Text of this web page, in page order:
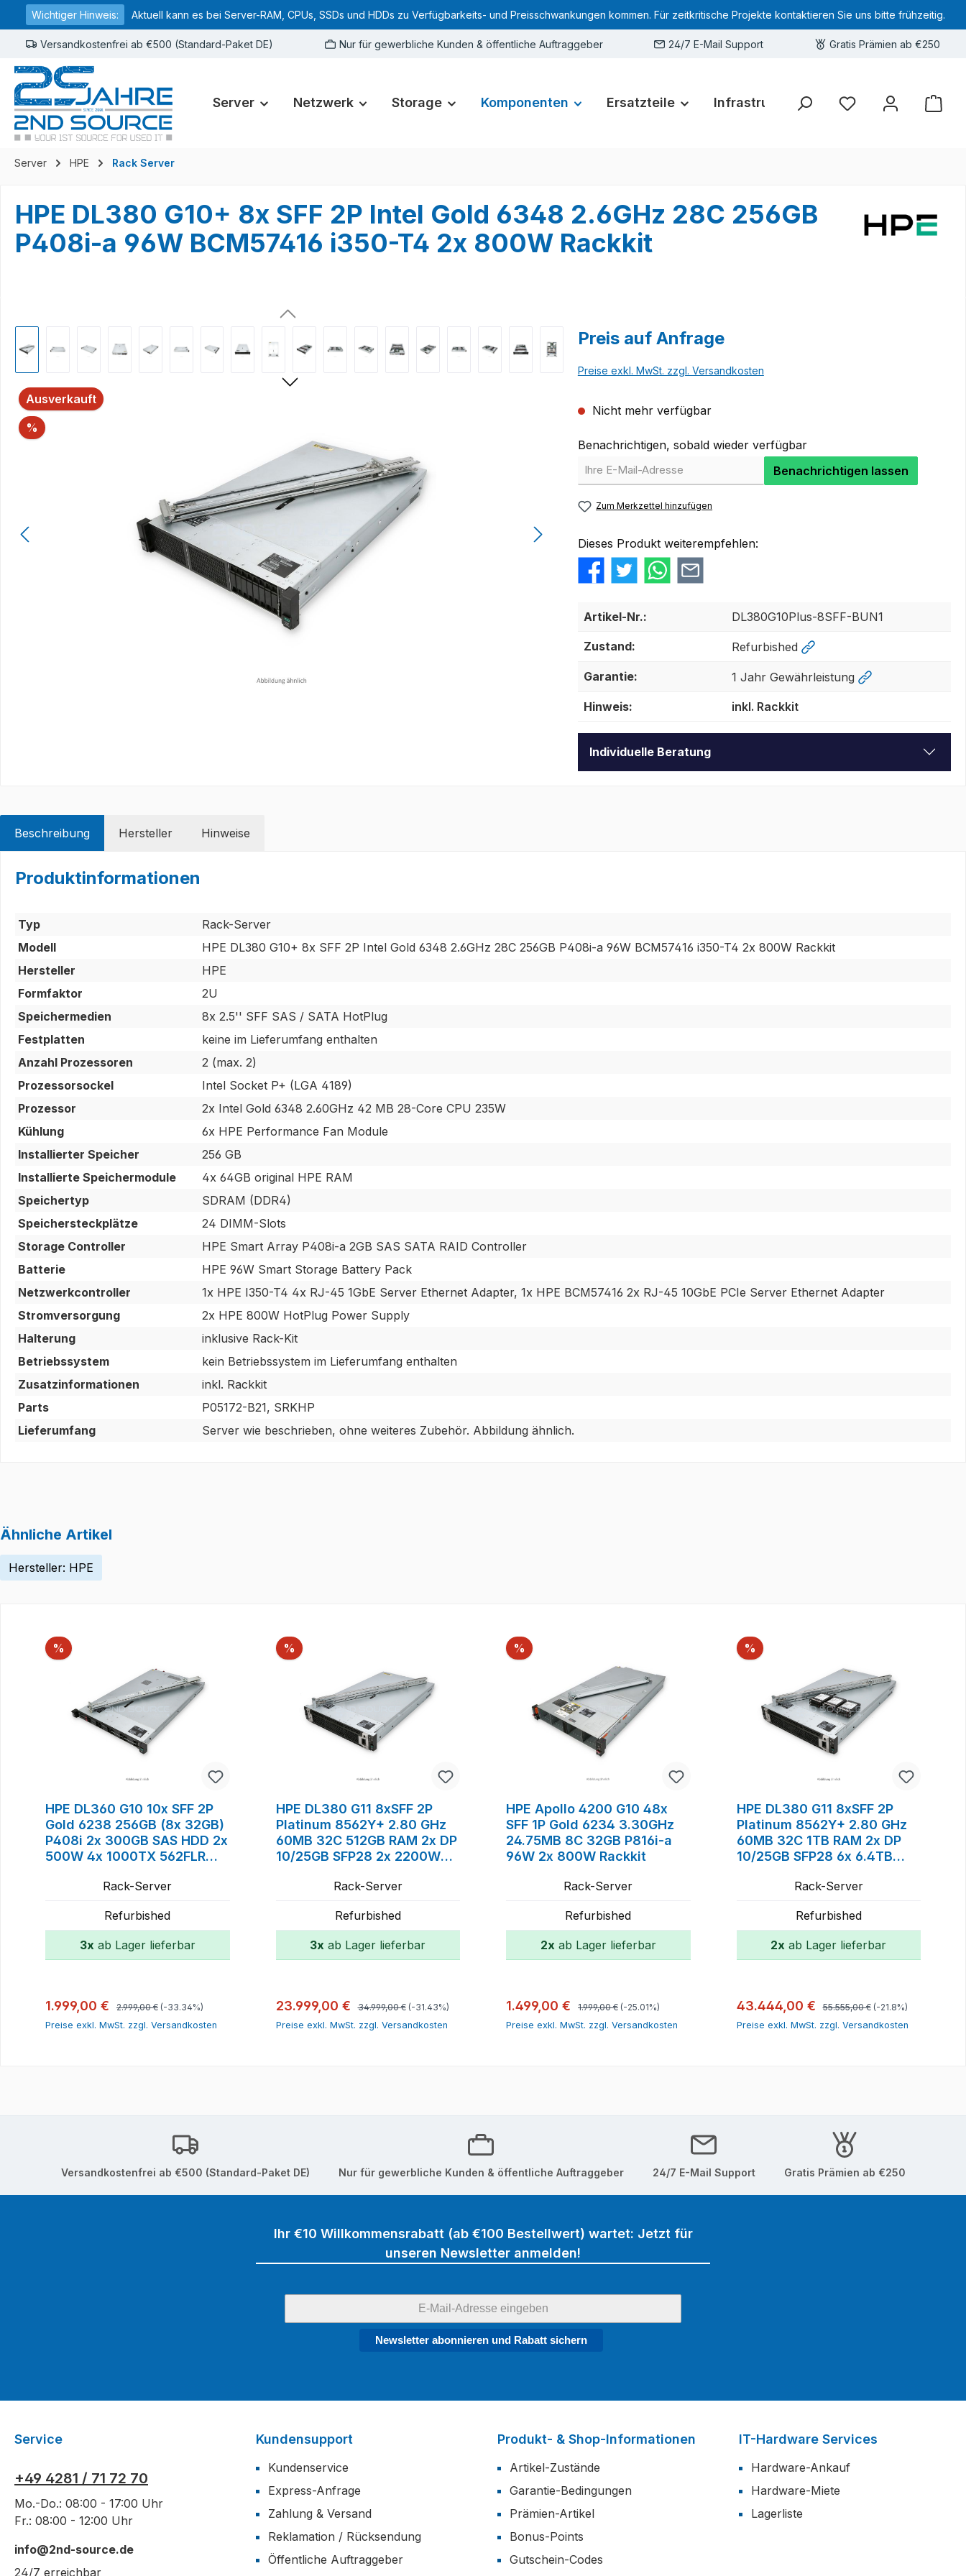
Zur Hauptnavigation springen
Wichtiger Hinweis: Aktuell kann es bei Server-RAM, CPUs, SSDs und HDDs zu Verfügbarkeits- und Preisschwankungen kommen. Für zeitkritische Projekte kontaktieren Sie uns bitte frühzeitig.
Versandkostenfrei ab €500 (Standard-Paket DE) Nur für gewerbliche Kunden & öffentliche Auftraggeber 24/7 E-Mail Support Gratis Prämien ab €250
Server Netzwerk Storage Komponenten Ersatzteile Infrastruktur Hardware-Deals
Sie haben 0 Produkte
Server HPE Rack Server
HPE DL380 G10+ 8x SFF 2P Intel Gold 6348 2.6GHz 28C 256GB
P408i-a 96W BCM57416 i350-T4 2x 800W Rackkit
Ausverkauft
% Rabatt
Preis auf Anfrage
Preise exkl. MwSt. zzgl. Versandkosten
Nicht mehr verfügbar
Benachrichtigen, sobald wieder verfügbar
Benachrichtigen lassen
Zum Merkzettel hinzufügen
Dieses Produkt weiterempfehlen:
Artikel-Nr.: DL380G10Plus-8SFF-BUN1
Zustand: Refurbished
Garantie: 1 Jahr Gewährleistung
Hinweis: inkl. Rackkit
Individuelle Beratung
Beschreibung Hersteller Hinweise
Produktinformationen
Typ
Rack-Server
Modell
HPE DL380 G10+ 8x SFF 2P Intel Gold 6348 2.6GHz 28C 256GB P408i-a 96W BCM57416 i350-T4 2x 800W Rackkit
Hersteller
HPE
Formfaktor
2U
Speichermedien
8x 2.5'' SFF SAS / SATA HotPlug
Festplatten
keine im Lieferumfang enthalten
Anzahl Prozessoren
2 (max. 2)
Prozessorsockel
Intel Socket P+ (LGA 4189)
Prozessor
2x Intel Gold 6348 2.60GHz 42 MB 28-Core CPU 235W
Kühlung
6x HPE Performance Fan Module
Installierter Speicher
256 GB
Installierte Speichermodule
4x 64GB original HPE RAM
Speichertyp
SDRAM (DDR4)
Speichersteckplätze
24 DIMM-Slots
Storage Controller
HPE Smart Array P408i-a 2GB SAS SATA RAID Controller
Batterie
HPE 96W Smart Storage Battery Pack
Netzwerkcontroller
1x HPE I350-T4 4x RJ-45 1GbE Server Ethernet Adapter, 1x HPE BCM57416 2x RJ-45 10GbE PCIe Server Ethernet Adapter
Stromversorgung
2x HPE 800W HotPlug Power Supply
Halterung
inklusive Rack-Kit
Betriebssystem
kein Betriebssystem im Lieferumfang enthalten
Zusatzinformationen
inkl. Rackkit
Parts
P05172-B21, SRKHP
Lieferumfang
Server wie beschrieben, ohne weiteres Zubehör. Abbildung ähnlich.
Ähnliche Artikel
Hersteller: HPE
% Rabatt
HPE DL360 G10 10x SFF 2P
Gold 6238 256GB (8x 32GB)
P408i 2x 300GB SAS HDD 2x
500W 4x 1000TX 562FLR
Rack-Server
Refurbished
3x ab Lager lieferbar
Verkaufspreis:
1.999,00 € Regulärer Preis:
2.999,00 € (-33.34%)
Preise exkl. MwSt. zzgl. Versandkosten
In den Warenkorb
% Rabatt
HPE DL380 G11 8xSFF 2P
Platinum 8562Y+ 2.80 GHz
60MB 32C 512GB RAM 2x DP
10/25GB SFP28 2x 2200W
Rack-Server
Refurbished
3x ab Lager lieferbar
Verkaufspreis:
23.999,00 € Regulärer Preis:
34.999,00 € (-31.43%)
Preise exkl. MwSt. zzgl. Versandkosten
In den Warenkorb
% Rabatt
HPE Apollo 4200 G10 48x
SFF 1P Gold 6234 3.30GHz
24.75MB 8C 32GB P816i-a
96W 2x 800W Rackkit
Rack-Server
Refurbished
2x ab Lager lieferbar
Verkaufspreis:
1.499,00 € Regulärer Preis:
1.999,00 € (-25.01%)
Preise exkl. MwSt. zzgl. Versandkosten
In den Warenkorb
% Rabatt
HPE DL380 G11 8xSFF 2P
Platinum 8562Y+ 2.80 GHz
60MB 32C 1TB RAM 2x DP
10/25GB SFP28 6x 6.4TB
Rack-Server
Refurbished
2x ab Lager lieferbar
Verkaufspreis:
43.444,00 € Regulärer Preis:
55.555,00 € (-21.8%)
Preise exkl. MwSt. zzgl. Versandkosten
In den Warenkorb
Versandkostenfrei ab €500 (Standard-Paket DE) Nur für gewerbliche Kunden & öffentliche Auftraggeber 24/7 E-Mail Support Gratis Prämien ab €250
Ihr €10 Willkommensrabatt (ab €100 Bestellwert) wartet: Jetzt für
unseren Newsletter anmelden!
Newsletter abonnieren und Rabatt sichern
Service
+49 4281 / 71 72 70
Mo.-Do.: 08:00 - 17:00 Uhr
Fr.: 08:00 - 12:00 Uhr
info@2nd-source.de
24/7 erreichbar
Kundensupport
Kundenservice
Express-Anfrage
Zahlung & Versand
Reklamation / Rücksendung
Öffentliche Auftraggeber
Produkt- & Shop-Informationen
Artikel-Zustände
Garantie-Bedingungen
Prämien-Artikel
Bonus-Points
Gutschein-Codes
IT-Hardware Services
Hardware-Ankauf
Hardware-Miete
Lagerliste